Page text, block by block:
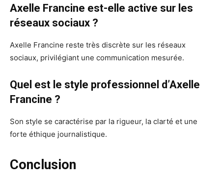
Axelle Francine est-elle active sur les
réseaux sociaux ?
Axelle Francine reste très discrète sur les réseaux
sociaux, privilégiant une communication mesurée.
Quel est le style professionnel d’Axelle
Francine ?
Son style se caractérise par la rigueur, la clarté et une
forte éthique journalistique.
Conclusion